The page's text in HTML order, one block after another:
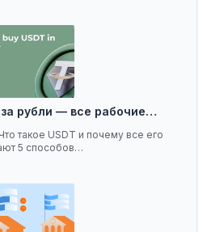
за рубли — все рабочие…
такое USDT и почему все его
5 способов…